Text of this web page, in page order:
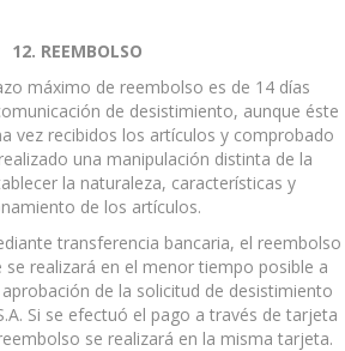
12. REEMBOLSO
máximo de reembolso es de 14 días
de desistimiento, aunque éste
vez recibidos los artículos y comprobado
una manipulación distinta de la
la naturaleza, características y
de los artículos.
transferencia bancaria, el reembolso
se realizará en el menor tiempo posible a
de la solicitud de desistimiento
Si se efectuó el pago a través de tarjeta
se realizará en la misma tarjeta.